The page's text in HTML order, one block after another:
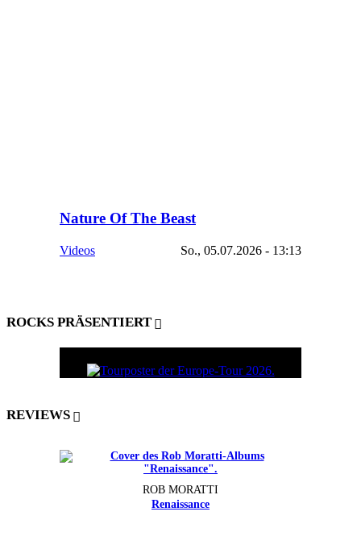
Nature Of The Beast
Videos So., 05.07.2026 - 13:13
ROCKS PRÄSENTIERT
REVIEWS
ROB MORATTI
Renaissance